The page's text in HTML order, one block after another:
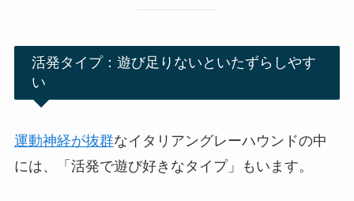
活発タイプ：遊び足りないといたずらしやす
い
運動神経が抜群なイタリアングレーハウンドの中
には、「活発で遊び好きなタイプ」もいます。